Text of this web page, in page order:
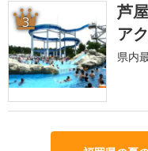
3
芦
ア
県内